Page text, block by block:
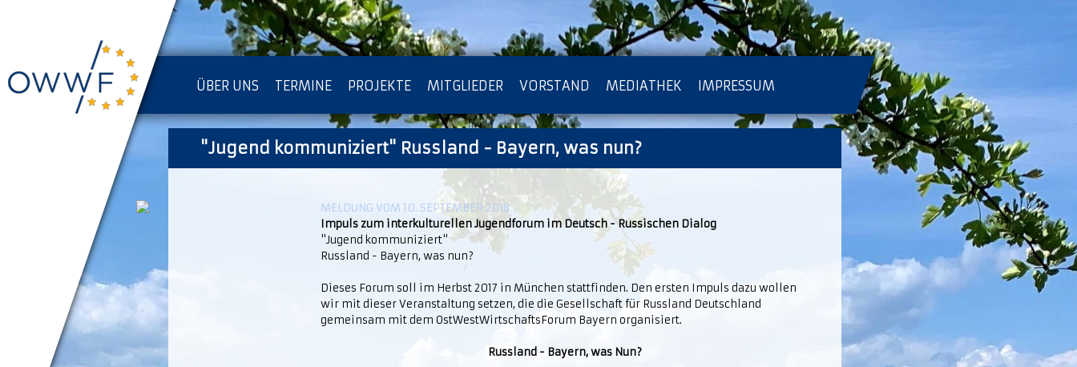
ÜBER UNS TERMINE PROJEKTE MITGLIEDER VORSTAND MEDIATHEK IMPRESSUM
IMPRESSUM [KOPIE] DATENSCHUTZ ARCHIV
"Jugend kommuniziert" Russland - Bayern, was nun?
MELDUNG VOM 10. SEPTEMBER 2018
Impuls zum interkulturellen Jugendforum im Deutsch - Russischen Dialog
"Jugend kommuniziert"
Russland - Bayern, was nun?
Dieses Forum soll im Herbst 2017 in München stattfinden. Den ersten Impuls dazu wollen
wir mit dieser Veranstaltung setzen, die die Gesellschaft für Russland Deutschland
gemeinsam mit dem OstWestWirtschaftsForum Bayern organisiert.
Russland - Bayern, was Nun?